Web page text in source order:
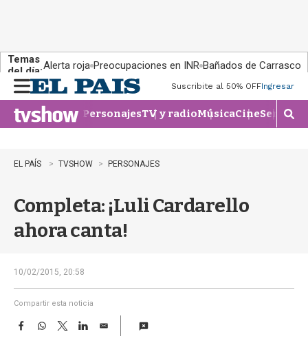
Temas
del día:Alerta roja Preocupaciones en INR Bañados de Carrasco
n
u
Suscribite al 50% OFFIngresar
PersonajesTV y radioMúsicaCineSeries
M
o
e
EL PAÍS TVSHOW PERSONAJES
Completa: ¡Luli Cardarello
ahora canta!
10/02/2015, 20:58
Compartir esta noticia
F
W
T
w
L
E